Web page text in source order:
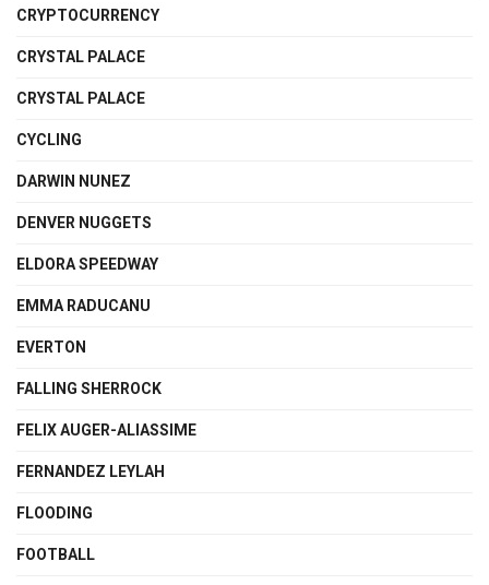
CRYPTOCURRENCY
CRYSTAL PALACE
CRYSTAL PALACE
CYCLING
DARWIN NUNEZ
DENVER NUGGETS
ELDORA SPEEDWAY
EMMA RADUCANU
EVERTON
FALLING SHERROCK
FELIX AUGER-ALIASSIME
FERNANDEZ LEYLAH
FLOODING
FOOTBALL